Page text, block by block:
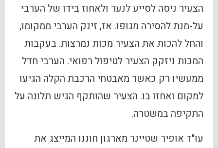
הצעיר ניסה לסייע לנער ולאחוז ‏בידו ‏של ‏הערבי
‏על-מנת ‏להסירה ‏מגופו.‏ אז, זינק ‏הערבי ‏ממקומו,
‏והחל להכות את הצעיר מכות נמרצות. ‏בעקבות
המכות ניזקק הצעיר לטיפול רפואי. הערבי חדל
ממעשיו רק כאשר מאבטחי הרכבת הקלה הגיעו
למקום ואחזו בו. הצעיר שהותקף הגיש תלונה על
התקיפה במשטרה.
עו"ד אופיר שטיינר מארגון חוננו המייצג את